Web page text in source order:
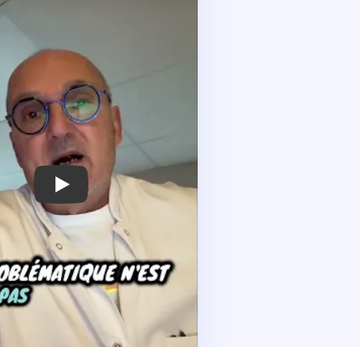
Centres Celsius : permission de surfacturer –